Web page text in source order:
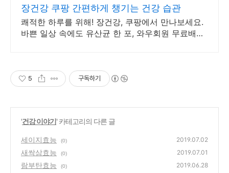
장건강 쿠팡 간편하게 챙기는 건강 습관
쾌적한 하루를 위해! 장건강, 쿠팡에서 만나보세요.
바쁜 일상 속에도 유산균 한 포, 와우회원 무료배송
5 구독하기
'건강 이야기' 카테고리의 다른 글
세이지효능 (0) 2019.07.02
새싹삼효능 (0) 2019.07.01
람부탄효능 (0) 2019.06.28